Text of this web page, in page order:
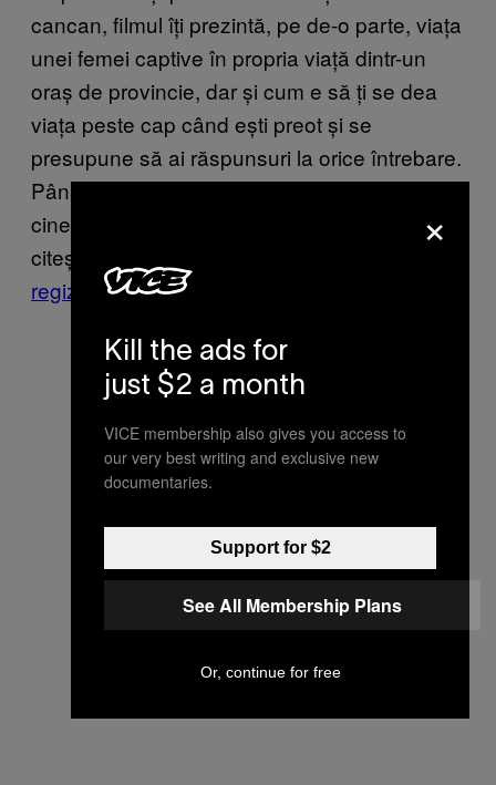
cancan, filmul îți prezintă, pe de-o parte, viața
unei femei captive în propria viață dintr-un
oraș de provincie, dar și cum e să ți se dea
viața peste cap când ești preot și se
presupune să ai răspunsuri la orice întrebare.
Până ajungi la Anonimul sau îl prinzi în
cinema (începând cu 9 septembrie), poți să
citești
regizorul Octav Chelaru
×
Kill the ads for
just $2 a month
VICE membership also gives you access to
our very best writing and exclusive new
documentaries.
Support for $2
See All Membership Plans
Or, continue for free